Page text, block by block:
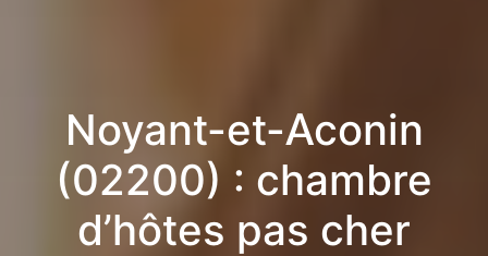
Noyant-et-Aconin
(02200) : chambre
d’hôtes pas cher